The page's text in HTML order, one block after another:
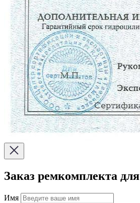
Заказ ремкомплекта для
Имя